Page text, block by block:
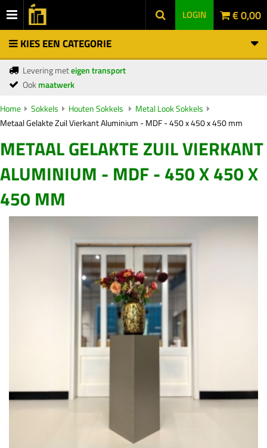
LOGIN € 0,00
KIES EEN CATEGORIE
Levering meteigen transport
Ookmaatwerk
Home Sokkels Houten Sokkels
Metal Look Sokkels
Metaal Gelakte Zuil Vierkant Aluminium - MDF - 450 x 450 x 450 mm
METAAL GELAKTE ZUIL VIERKANT
ALUMINIUM - MDF - 450 X 450 X
450 MM